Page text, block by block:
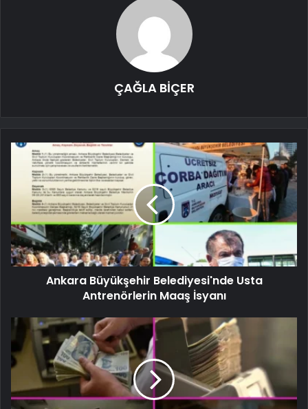
ÇAĞLA BİÇER
Ankara Büyükşehir Belediyesi'nde Usta
Antrenörlerin Maaş İsyanı